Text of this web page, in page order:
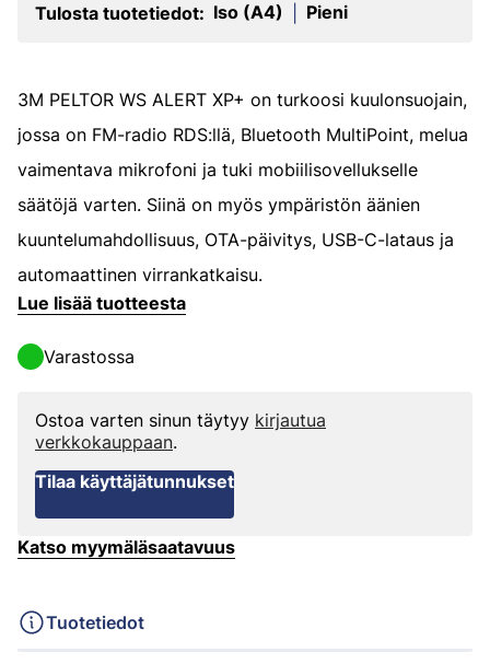
Tulosta tuotetiedot: Iso (A4) Pieni
3M PELTOR WS ALERT XP+ on turkoosi kuulonsuojain,
jossa on FM-radio RDS:llä, Bluetooth MultiPoint, melua
vaimentava mikrofoni ja tuki mobiilisovellukselle
säätöjä varten. Siinä on myös ympäristön äänien
kuuntelumahdollisuus, OTA-päivitys, USB-C-lataus ja
automaattinen virrankatkaisu.
Lue lisää tuotteesta
Varastossa
Ostoa varten sinun täytyy kirjautua
verkkokauppaan.
Tilaa käyttäjätunnukset
Katso myymäläsaatavuus
Tuotetiedot